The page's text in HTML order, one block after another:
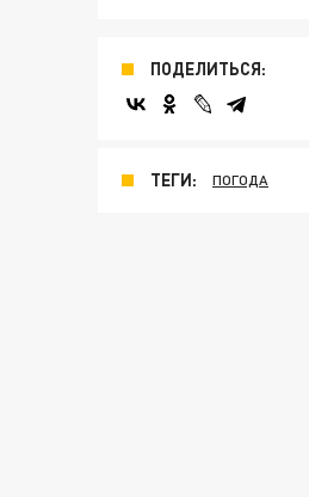
ПОДЕЛИТЬСЯ:
ТЕГИ: ПОГОДА